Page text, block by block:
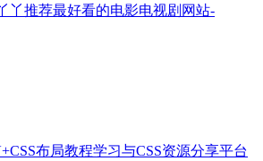
丫推荐最好看的电影电视剧网站-
布局教程学习与CSS资源分享平台